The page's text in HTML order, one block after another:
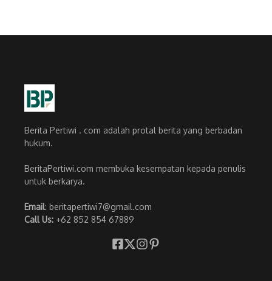
Berita Pertiwi . com adalah protal berita yang berbadan
hukum.
BeritaPertiwi.com membuka kesempatan kepada penulis
untuk berkarya.
Email: beritapertiwi7@gmail.com
Call Us: +62 852 854 67889